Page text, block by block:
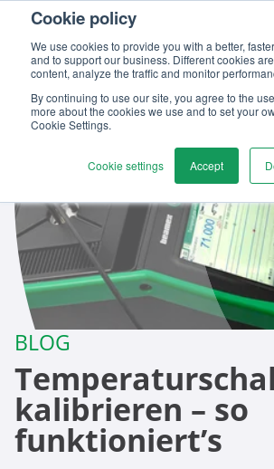
Cookie policy
We use cookies to provide you with a better,
and to support our business. Different cookies
content, analyze the traffic and monitor
By continuing to use our site, you agree to the
more about the cookies we use and to set your
Cookie Settings.
Cookie settings Accept
BLOG
kalibrieren – so
funktioniert’s